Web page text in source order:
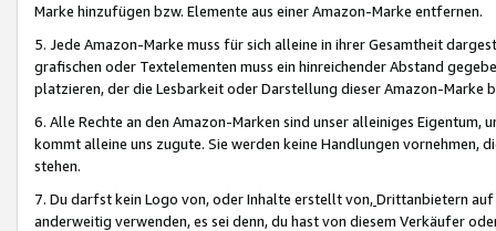
Marke hinzufügen bzw. Elemente aus einer Amazon-Marke entfernen.
5. Jede Amazon-Marke muss für sich alleine in ihrer Gesamtheit
grafischen oder Textelementen muss ein hinreichender Abstand
platzieren, der die Lesbarkeit oder Darstellung dieser Amazon-Marke
6. Alle Rechte an den Amazon-Marken sind unser alleiniges
kommt alleine uns zugute. Sie werden keine Handlungen vornehmen,
stehen.
7. Du darfst kein Logo von, oder Inhalte erstellt von,Drittanbietern auf
anderweitig verwenden, es sei denn, du hast von diesem Verkäufer